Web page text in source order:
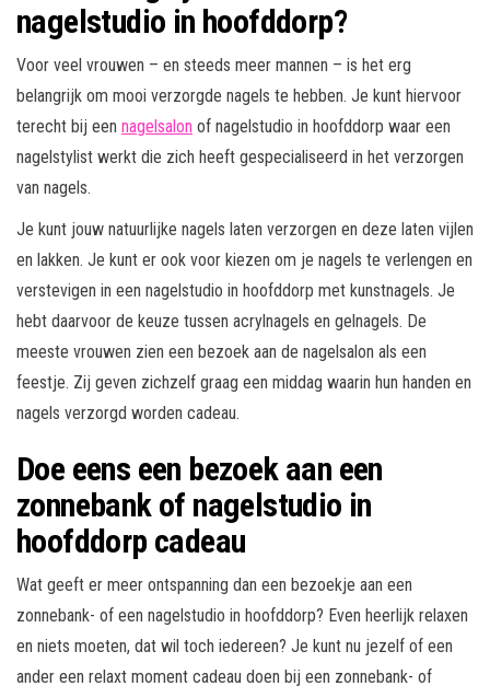
nagelstudio in hoofddorp?
Voor veel vrouwen – en steeds meer mannen – is het erg
belangrijk om mooi verzorgde nagels te hebben. Je kunt hiervoor
terecht bij een nagelsalon of nagelstudio in hoofddorp waar een
nagelstylist werkt die zich heeft gespecialiseerd in het verzorgen
van nagels.
Je kunt jouw natuurlijke nagels laten verzorgen en deze laten vijlen
en lakken. Je kunt er ook voor kiezen om je nagels te verlengen en
verstevigen in een nagelstudio in hoofddorp met kunstnagels. Je
hebt daarvoor de keuze tussen acrylnagels en gelnagels. De
meeste vrouwen zien een bezoek aan de nagelsalon als een
feestje. Zij geven zichzelf graag een middag waarin hun handen en
nagels verzorgd worden cadeau.
Doe eens een bezoek aan een
zonnebank of nagelstudio in
hoofddorp cadeau
Wat geeft er meer ontspanning dan een bezoekje aan een
zonnebank- of een nagelstudio in hoofddorp? Even heerlijk relaxen
en niets moeten, dat wil toch iedereen? Je kunt nu jezelf of een
ander een relaxt moment cadeau doen bij een zonnebank- of